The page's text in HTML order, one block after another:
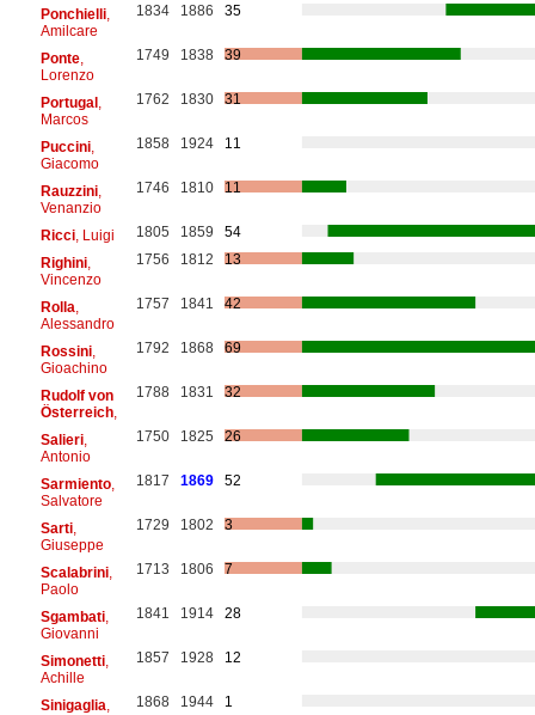
Ponchielli,
Amilcare
1834 1886 35
Ponte,
Lorenzo
1749 1838 39
Portugal,
Marcos
1762 1830 31
Puccini,
Giacomo
1858 1924 11
Rauzzini,
Venanzio
1746 1810 11
Ricci, Luigi 1805 1859
54
Righini,
Vincenzo
1756 1812 13
Rolla
Alessandro
1757 1841 42
Rossini,
Gioachino
1792 1868 69
Rudolf von
Österreich,
1788 1831 32
Salieri,
Antonio
1750 1825 26
Sarmiento,
Salvatore
1817 1869 52
Sarti,
Giuseppe
1729 1802 3
Scalabrini,
Paolo
1713 1806 7
Sgambati,
Giovanni
1841 1914 28
Simonetti,
Achille
1857 1928 12
Sinigaglia 1868 1944 1